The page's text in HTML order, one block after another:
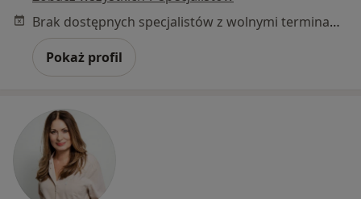
Brak dostępnych specjalistów z wolnymi terminami w tym centrum medycznym.
Pokaż profil